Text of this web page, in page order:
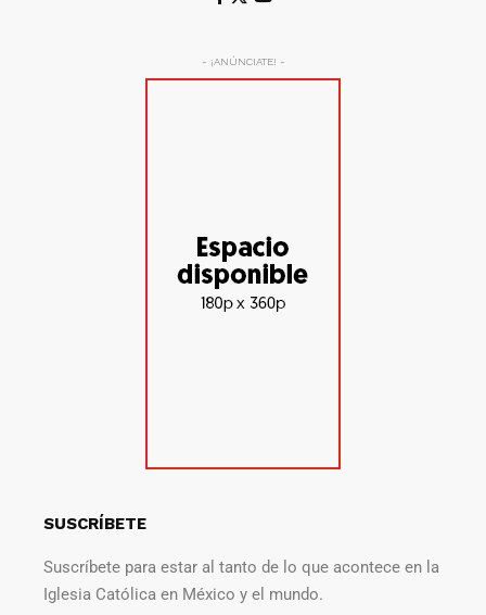
- ¡ANÚNCIATE! -
SUSCRÍBETE
Suscríbete para estar al tanto de lo que acontece en la
Iglesia Católica en México y el mundo.